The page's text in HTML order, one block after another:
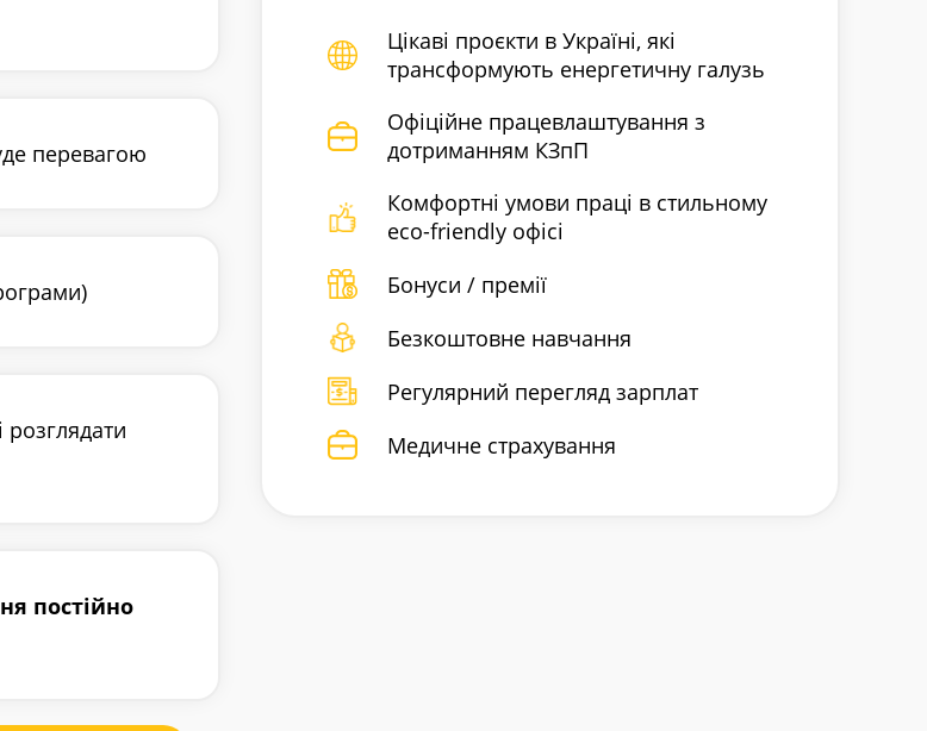
перевагою
розглядати
постійно
Цікаві проєкти в Україні, які
трансформують енергетичну галузь
Офіційне працевлаштування з
дотриманням КЗпП
Комфортні умови праці в стильному
eco-friendly офісі
Бонуси / премії
Безкоштовне навчання
Регулярний перегляд зарплат
Медичне страхування